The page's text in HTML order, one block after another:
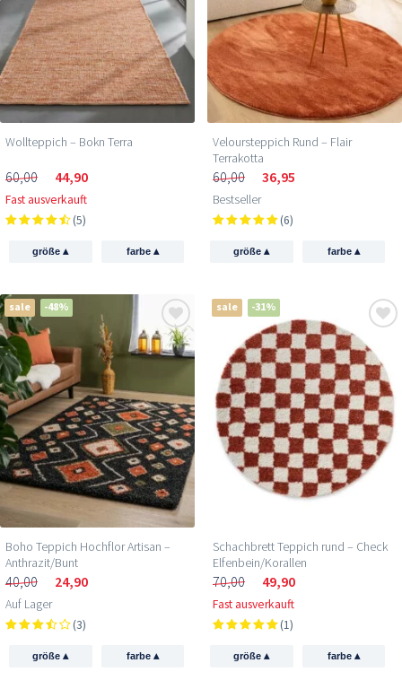
Wollteppich – Bokn Terra
60,00 44,90
Fast ausverkauft
(5)
größe▴ farbe ▴
Veloursteppich Rund – Flair
Terrakotta
60,00 36,95
Bestseller
(6)
größe▴ farbe ▴
sale -48%
Boho Teppich Hochflor Artisan –
Anthrazit/Bunt
40,00 24,90
Auf Lager
(3)
größe▴ farbe ▴
sale -31%
Schachbrett Teppich rund – Check
Elfenbein/Korallen
70,00 49,90
Fast ausverkauft
(1)
größe▴ farbe ▴